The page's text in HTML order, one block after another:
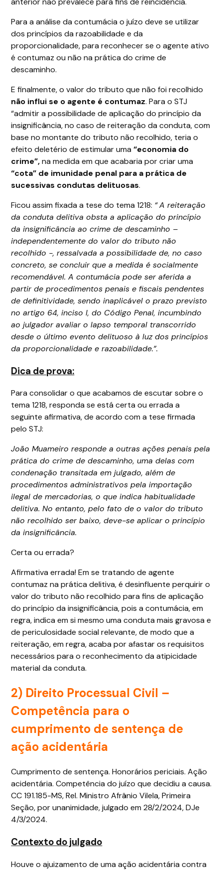
Para a análise da contumácia o juízo deve se utilizar
dos princípios da razoabilidade e da
proporcionalidade, para reconhecer se o agente ativo
é contumaz ou não na prática do crime de
descaminho.
E finalmente, o valor do tributo que não foi recolhido
não influi se o agente é contumaz. Para o STJ
“admitir a possibilidade de aplicação do princípio da
insignificância, no caso de reiteração da conduta, com
base no montante do tributo não recolhido, teria o
efeito deletério de estimular uma“economia do
crime”,na medida em que acabaria por criar uma
“cota” de imunidade penal para a prática de
sucessivas condutas delituosas.
Ficou assim fixada a tese do tema 1218: “A reiteração
da conduta delitiva obsta a aplicação do princípio
da insignificância ao crime de descaminho –
independentemente do valor do tributo não
recolhido -, ressalvada a possibilidade de, no caso
concreto, se concluir que a medida é socialmente
recomendável. A contumácia pode ser aferida a
partir de procedimentos penais e fiscais pendentes
de definitividade, sendo inaplicável o prazo previsto
no artigo 64, inciso I, do Código Penal, incumbindo
ao julgador avaliar o lapso temporal transcorrido
desde o último evento delituoso à luz dos princípios
da proporcionalidade e razoabilidade.”.
Dica de prova:
Para consolidar o que acabamos de escutar sobre o
tema 1218, responda se está certa ou errada a
seguinte afirmativa, de acordo com a tese firmada
pelo STJ:
João Muameiro responde a outras ações penais pela
prática do crime de descaminho, uma delas com
condenação transitada em julgado, além de
procedimentos administrativos pela importação
ilegal de mercadorias, o que indica habitualidade
delitiva. No entanto, pelo fato de o valor do tributo
não recolhido ser baixo, deve-se aplicar o princípio
da insignificância.
Certa ou errada?
Afirmativa errada! Em se tratando de agente
contumaz na prática delitiva, é desinfluente perquirir o
valor do tributo não recolhido para fins de aplicação
do princípio da insignificância, pois a contumácia, em
regra, indica em si mesmo uma conduta mais gravosa e
de periculosidade social relevante, de modo que a
reiteração, em regra, acaba por afastar os requisitos
necessários para o reconhecimento da atipicidade
material da conduta.
2) Direito Processual Civil –
Competência para o
cumprimento de sentença de
ação acidentária
Cumprimento de sentença. Honorários periciais. Ação
acidentária. Competência do juízo que decidiu a causa.
CC 191.185-MS, Rel. Ministro Afrânio Vilela, Primeira
Seção, por unanimidade, julgado em 28/2/2024, DJe
4/3/2024.
Contexto do julgado
Houve o ajuizamento de uma ação acidentária contra